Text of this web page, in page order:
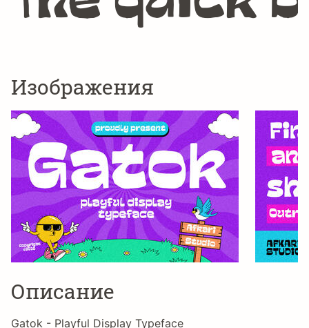
Изображения
Описание
Gatok - Playful Display Typeface